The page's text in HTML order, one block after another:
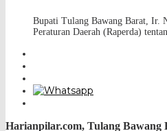
Bupati Tulang Bawang Barat, Ir.
Peraturan Daerah (Raperda)
Harianpilar.com, Tulang Bawang